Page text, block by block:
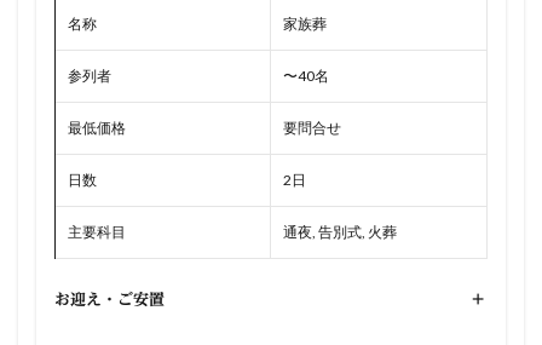
名称 家族葬
参列者 〜40名
最低価格 要問合せ
日数 2日
主要科目 通夜, 告別式, 火葬
お迎え・ご安置 +